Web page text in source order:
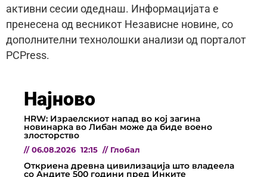
активни сесии одеднаш. Информацијата е
пренесена од весникот Независне новине, со
дополнителни технолошки анализи од порталот
PCPress.
Најново
HRW: Израелскиот напад во кој загина
новинарка во Либан може да биде воено
злосторство
// 06.08.2026 12:15 // Глобал
Откриена древна цивилизација што владеела
со Андите 500 години пред Инките